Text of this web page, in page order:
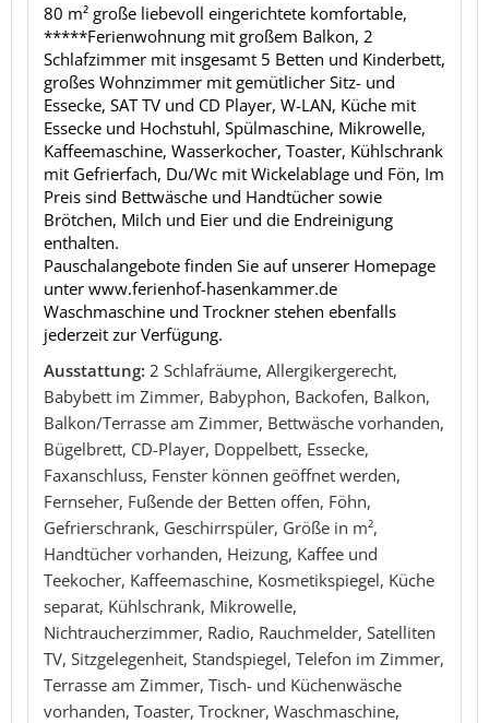
80 m² große liebevoll eingerichtete komfortable,
*****Ferienwohnung mit großem Balkon, 2
Schlafzimmer mit insgesamt 5 Betten und Kinderbett,
großes Wohnzimmer mit gemütlicher Sitz- und
Essecke, SAT TV und CD Player, W-LAN, Küche mit
Essecke und Hochstuhl, Spülmaschine, Mikrowelle,
Kaffeemaschine, Wasserkocher, Toaster, Kühlschrank
mit Gefrierfach, Du/Wc mit Wickelablage und Fön, Im
Preis sind Bettwäsche und Handtücher sowie
Brötchen, Milch und Eier und die Endreinigung
enthalten.
Pauschalangebote finden Sie auf unserer Homepage
unter www.ferienhof-hasenkammer.de
Waschmaschine und Trockner stehen ebenfalls
jederzeit zur Verfügung.
Ausstattung: 2 Schlafräume, Allergikergerecht,
Babybett im Zimmer, Babyphon, Backofen, Balkon,
Balkon/Terrasse am Zimmer, Bettwäsche vorhanden,
Bügelbrett, CD-Player, Doppelbett, Essecke,
Faxanschluss, Fenster können geöffnet werden,
Fernseher, Fußende der Betten offen, Föhn,
Gefrierschrank, Geschirrspüler, Größe in m²,
Handtücher vorhanden, Heizung, Kaffee und
Teekocher, Kaffeemaschine, Kosmetikspiegel, Küche
separat, Kühlschrank, Mikrowelle,
Nichtraucherzimmer, Radio, Rauchmelder, Satelliten
TV, Sitzgelegenheit, Standspiegel, Telefon im Zimmer,
Terrasse am Zimmer, Tisch- und Küchenwäsche
vorhanden, Toaster, Trockner, Waschmaschine,